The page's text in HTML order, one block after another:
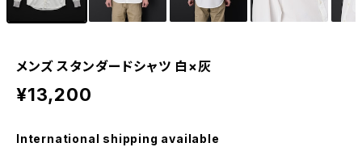
メンズ スタンダードシャツ 白×灰
¥13,200
International shipping available